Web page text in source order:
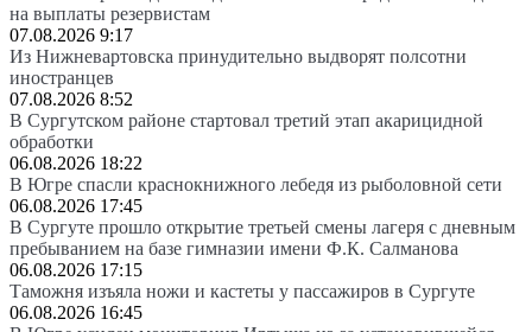
на выплаты резервистам
07.08.2026 9:17
Из Нижневартовска принудительно выдворят полсотни
иностранцев
07.08.2026 8:52
В Сургутском районе стартовал третий этап акарицидной
обработки
06.08.2026 18:22
В Югре спасли краснокнижного лебедя из рыболовной сети
06.08.2026 17:45
В Сургуте прошло открытие третьей смены лагеря с дневным
пребыванием на базе гимназии имени Ф.К. Салманова
06.08.2026 17:15
Таможня изъяла ножи и кастеты у пассажиров в Сургуте
06.08.2026 16:45